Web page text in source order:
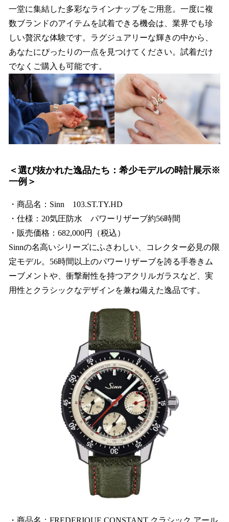
一堂に集結した多彩なラインナップをご用意。一度に複
数ブランドのアイテムを試着できる機会は、業界でも珍
しい贅沢な体験です。ラグジュアリーな輝きの中から、
あなたにぴったりの一点を見つけてください。試着だけ
でなくご購入も可能です。
＜選び抜かれた逸品たち：希少モデルの時計展示※
一例＞
・商品名：Sinn 103.ST.TY.HD
・仕様：20気圧防水 パワーリザーブ約56時間
・販売価格：682,000円（税込）
Sinnの名高いシリーズにふさわしい、コレクター必見の限
定モデル。56時間以上のパワーリザーブを誇る手巻きム
ーブメントや、衝撃耐性を持つアクリルガラスなど、実
用性とクラシックなデザインを兼ね備えた逸品です。